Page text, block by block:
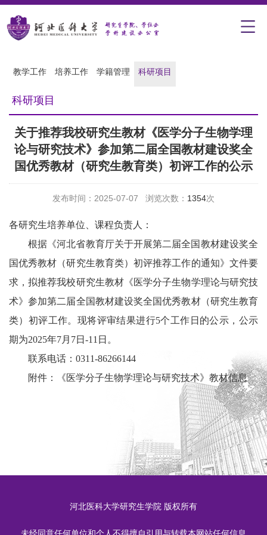
教学工作 培养工作 学籍管理 科研项目
科研项目
关于推荐我校研究生教材《医学分子生物学理
论与研究技术》参加第二届全国教材建设奖全
国优秀教材（研究生教育类）初评工作的公示
发布时间：2025-07-07 浏览次数： 1354次
各研究生培养单位、课程负责人：
根据《河北省教育厅关于开展第二届全国教材建设奖全
国优秀教材（研究生教育类）初评推荐工作的通知》文件要
求，拟推荐我校研究生教材《医学分子生物学理论与研究技
术》参加第二届全国教材建设奖全国优秀教材（研究生教育
类）初评工作。现将评审结果进行5个工作日的公示，公示
期为2025年7月7日-11日。
联系电话： 0311-86266144
附件：《医学分子生物学理论与研究技术》教材信息
河北医科大学研究生学院 版权所有